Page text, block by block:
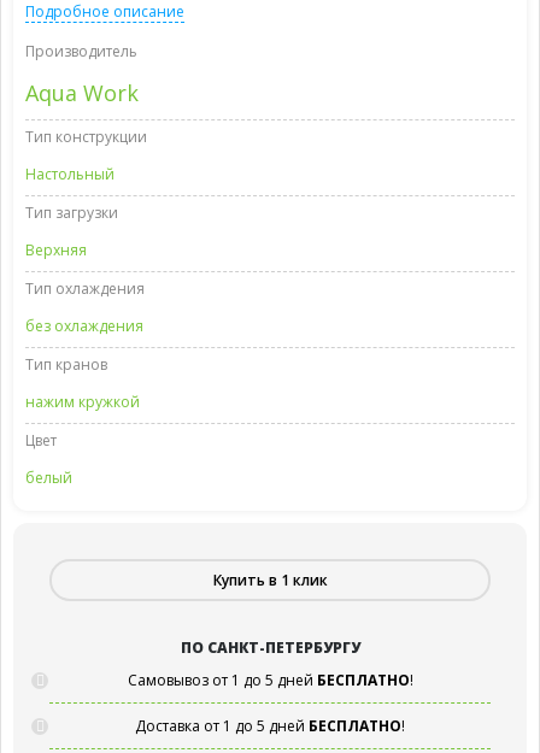
Подробное описание
Производитель
Aqua Work
Тип конструкции
Настольный
Тип загрузки
Верхняя
Тип охлаждения
без охлаждения
Тип кранов
нажим кружкой
Цвет
белый
Купить в 1 клик
ПО САНКТ-ПЕТЕРБУРГУ
Самовывоз от 1 до 5 дней БЕСПЛАТНО!
Доставка от 1 до 5 дней БЕСПЛАТНО!